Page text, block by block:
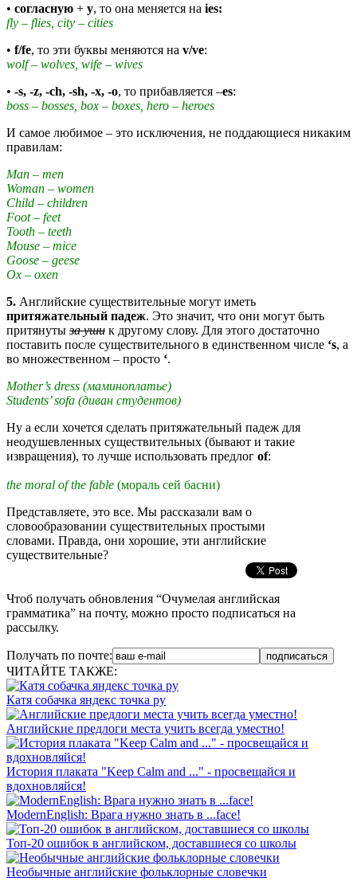
• согласную + y, то она меняется на ies:
fly – flies, city – cities
• f/fe, то эти буквы меняются на v/ve:
wolf– wolves wife – wives
• -s, -z, -ch, -sh, -х, -o, то прибавляется –es:
boss – bosses, box – boxes, hero – heroes
И самое любимое – это исключения, не поддающиеся никаким
правилам:
Man – men
Woman – women
Child – children
Foot – feet
Tooth – teeth
Mouse – mice
Goose – geese
Ox – oxen
5. Английские существительные могут иметь
притяжательный падеж. Это значит, что они могут быть
притянутыза уши к другому слову. Для этого достаточно
поставить после существительного в единственном числе ‘s, а
во множественном – просто ‘.
Mother’s dress (маминоплатье)
Students’ sofa (диван студентов)
Ну а если хочется сделать притяжательный падеж для
неодушевленных существительных (бывают и такие
извращения), то лучше использовать предлог of:
the moral ofthe fable (мораль сей басни)
Представляете, это все. Мы рассказали вам о
словообразовании существительных простыми
словами. Правда, они хорошие, эти английские
существительные?
Чтоб получать обновления “Очумелая английская
грамматика” на почту, можно просто подписаться на
рассылку.
Получать по почте:
ЧИТАЙТЕ ТАКЖЕ:
Катя собачка яндекс точка ру
Английские предлоги места учить всегда уместно!
История плаката "Keep Calm and ..." - просвещайся и
вдохновляйся!
ModernEnglish: Врага нужно знать в ...face!
Топ-20 ошибок в английском, доставшиеся со школы
Необычные английские фольклорные словечки